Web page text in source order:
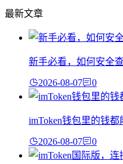
最新文章
新手必看，如何安全
2026-08-07 0
imToken钱包里的钱
2026-08-07 0